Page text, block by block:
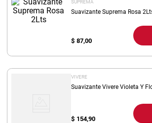
SUPREMA
Suavizante Suprema Rosa
$ 87,00
VIVERE
Suavizante Vivere Violeta Y
$ 154,90